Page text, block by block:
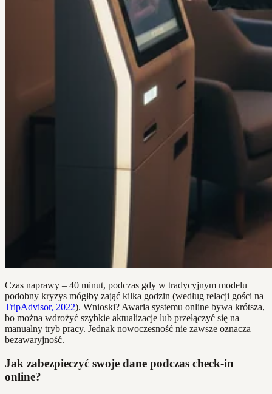
Czas naprawy – 40 minut, podczas gdy w tradycyjnym modelu
podobny kryzys mógłby zająć kilka godzin (według relacji gości na
TripAdvisor, 2022). Wnioski? Awaria systemu online bywa krótsza,
bo można wdrożyć szybkie aktualizacje lub przełączyć się na
manualny tryb pracy. Jednak nowoczesność nie zawsze oznacza
bezawaryjność.
Jak zabezpieczyć swoje dane podczas check-in
online?